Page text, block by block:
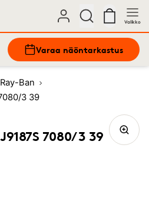
Valikko
Varaa näöntarkastus
Ray-Ban
3 39
7080/3 39